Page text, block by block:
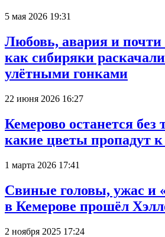
5 мая 2026 19:31
Любовь, авария и
как сибиряки
улётными гонками
22 июня 2026 16:27
Кемерово останется без
какие цветы пропадут к
1 марта 2026 17:41
Свиные головы, ужас и
в Кемерове прошёл
2 ноября 2025 17:24